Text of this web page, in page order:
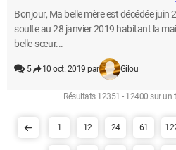
Bonjour, Ma belle mère est décédée
soulte au 28 janvier 2019 habitant la
belle-sœur...
5 10 oct. 2019 par Gilou
Résultats 12351 - 12400 sur un
1 12 24 61